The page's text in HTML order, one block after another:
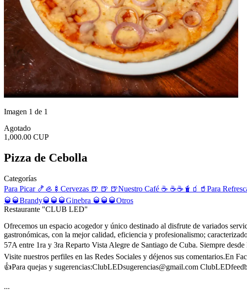
Imagen 1 de 1
Agotado
1,000.00 CUP
Pizza de Cebolla
Categorías
Para Picar 🍤🦪🍢 Cervezas 🍺 🍺 🍺Nuestro Café ☕️ ☕️☕️ 🧋🧃🥤Para
🥃🥃Brandy🥃🥃🥃Ginebra 🥃🥃🥃Otros
Restaurante "CLUB LED"
Ofrecemos un espacio acogedor y único destinado al disfrute de variados
gastronómicas, con la mejor calidad, eficiencia y profesionalismo;
57A entre 1ra y 3ra Reparto Vista Alegre de Santiago de Cuba. Siempre
Visite nuestros perfiles en las Redes Sociales y déjenos sus comentarios.En
👍Para quejas y sugerencias:ClubLEDsugerencias@gmail.com
...